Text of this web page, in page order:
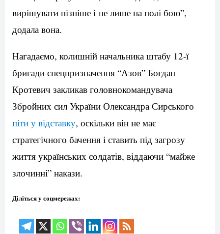
вирішувати пізніше і не лише на полі бою”, –
додала вона.
Нагадаємо, колишній начальника штабу 12-ї
бригади спецпризначення “Азов” Богдан
Кротевич закликав головнокомандувача
Збройних сил України Олександра Сирського
піти у відставку, оскільки він не має
стратегічного бачення і ставить під загрозу
життя українських солдатів, віддаючи “майже
злочинні” накази.
Діліться у соцмережах: